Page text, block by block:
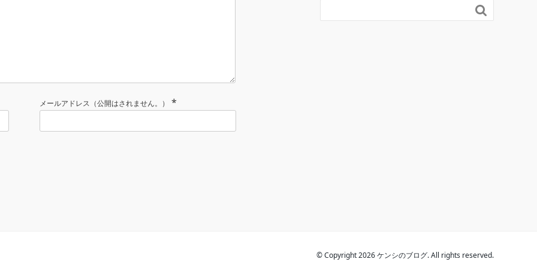
メールアドレス（公開はされません。） *

© Copyright 2026 ケンシのブログ. All rights reserved.